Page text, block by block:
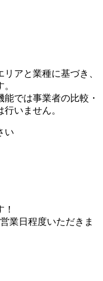
アと業種に基づき、
では事業者の比較・
いません。
い
業日程度いただきま